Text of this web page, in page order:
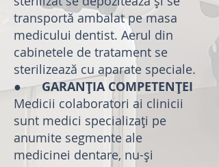
transportă ambalat pe masa
medicului dentist. Aerul din
cabinetele de tratament se
sterilizează cu aparate speciale.
●GARANȚIA COMPETENȚEI
Medicii colaboratori ai clinicii
sunt medici specializați pe
anumite segmente ale
medicinei dentare, nu-și